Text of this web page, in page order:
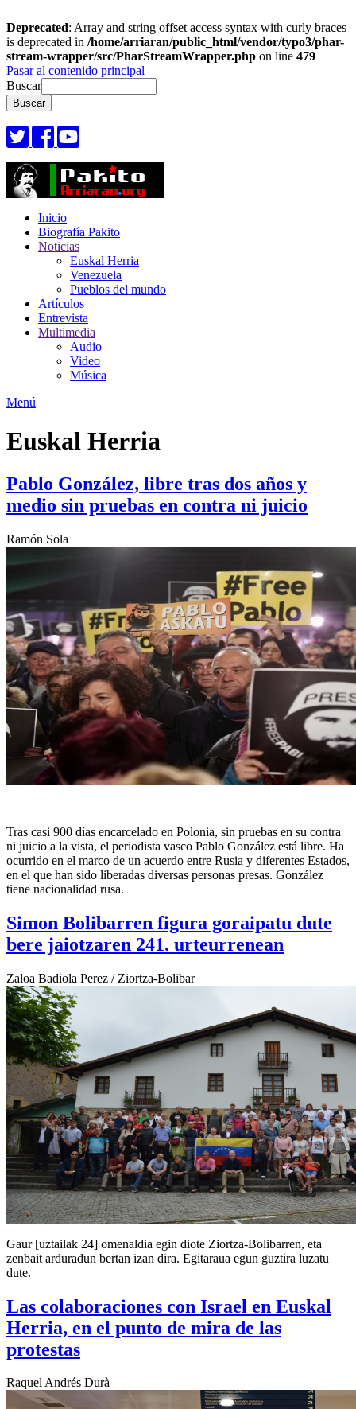
Deprecated: Array and string offset access syntax with curly braces
is deprecated in /home/arriaran/public_html/vendor/typo3/phar-
stream-wrapper/src/PharStreamWrapper.php on line 479
Pasar al contenido principal
Buscar
Inicio
Biografía Pakito
Noticias
Euskal Herria
Venezuela
Pueblos del mundo
Artículos
Entrevista
Multimedia
Audio
Video
Música
Menú
Euskal Herria
Pablo González, libre tras dos años y
medio sin pruebas en contra ni juicio
Ramón Sola
Tras casi 900 días encarcelado en Polonia, sin pruebas en su contra
ni juicio a la vista, el periodista vasco Pablo González está libre. Ha
ocurrido en el marco de un acuerdo entre Rusia y diferentes Estados,
en el que han sido liberadas diversas personas presas. González
tiene nacionalidad rusa.
Simon Bolibarren figura goraipatu dute
bere jaiotzaren 241. urteurrenean
Zaloa Badiola Perez / Ziortza-Bolibar
Gaur [uztailak 24] omenaldia egin diote Ziortza-Bolibarren, eta
zenbait arduradun bertan izan dira. Egitaraua egun guztira luzatu
dute.
Las colaboraciones con Israel en Euskal
Herria, en el punto de mira de las
protestas
Raquel Andrés Durà